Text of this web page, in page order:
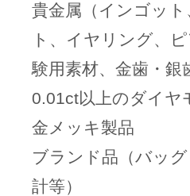
貴金属（インゴッ
ト、イヤリング、
験用素材、金歯・銀
0.01ct以上のダイヤ
金メッキ製品
ブランド品（バッ
計等）